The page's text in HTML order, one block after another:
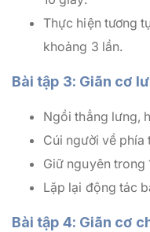
Thực hiện tương
khoảng 3 lần.
Bài tập 3: Giãn cơ
Ngồi thẳng lưng,
Cúi người về
Giữ nguyên trong
Lặp lại động tác
Bài tập 4: Giãn cơ